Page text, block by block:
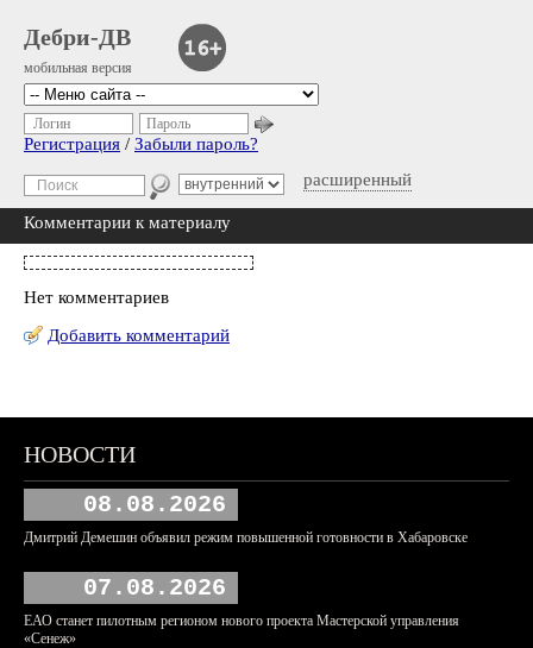
Дебри-ДВ
мобильная версия
расширенный
Логин Пароль
Регистрация / Забыли пароль?
Комментарии к материалу
Нет комментариев
Добавить комментарий
НОВОСТИ
08.08.2026
Дмитрий Демешин объявил режим повышенной готовности в Хабаровске
07.08.2026
ЕАО станет пилотным регионом нового проекта Мастерской управления
«Сенеж»